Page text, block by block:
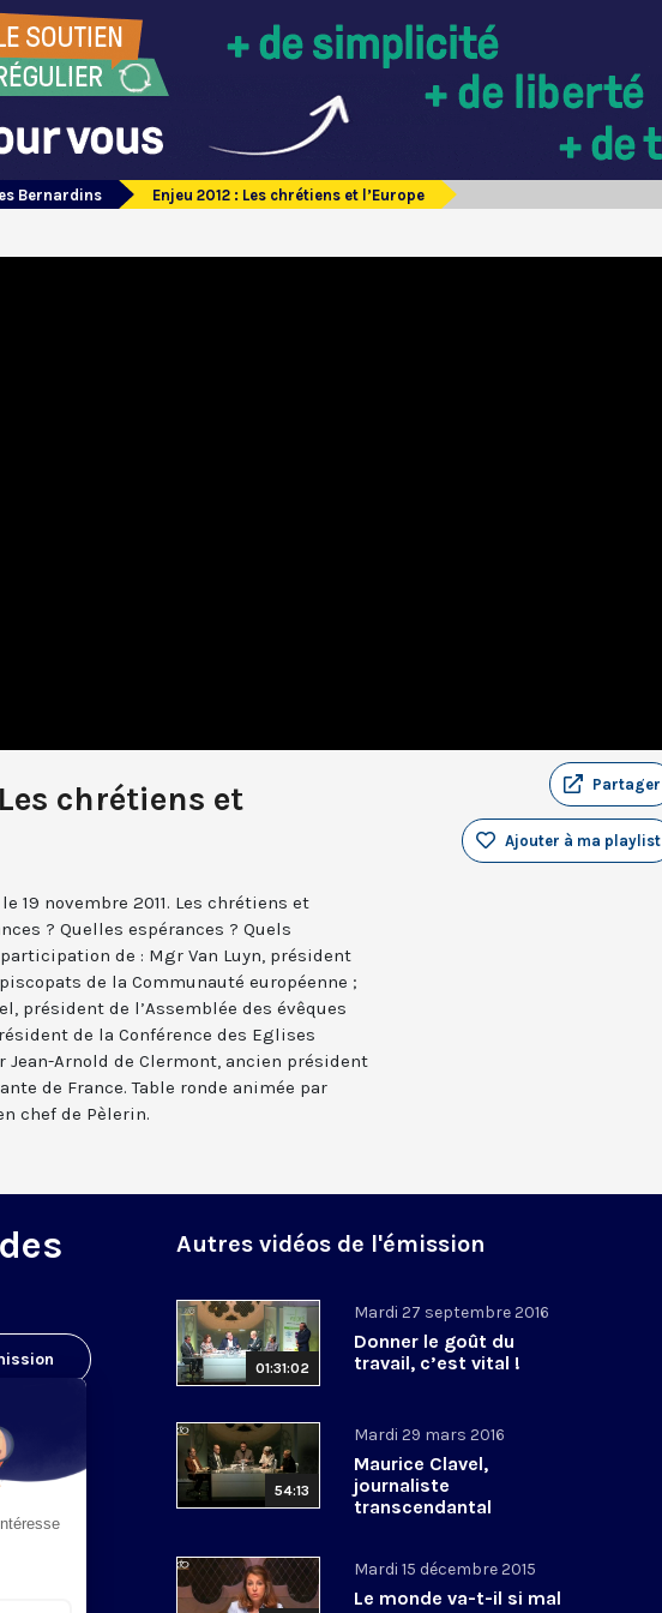
Bernardins Enjeu 2012 : Les chrétiens et l’Europe
chrétiens et
Partager
Ajouter à ma playlist
19 novembre 2011. Les chrétiens et
? Quelles espérances ? Quels
de : Mgr Van Luyn, président
de la Communauté européenne ;
président de l’Assemblée des évêques
de la Conférence des Eglises
Jean-Arnold de Clermont, ancien président
de France. Table ronde animée par
chef de Pèlerin.
Autres vidéos de l'émission
01:31:02
Mardi 27 septembre 2016
Donner le goût du
travail, c’est vital !
54:13
Mardi 29 mars 2016
Maurice Clavel,
journaliste
transcendantal
Mardi 15 décembre 2015
Le monde va-t-il si mal